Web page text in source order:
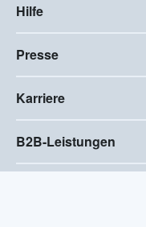
Hilfe
Presse
Karriere
B2B-Leistungen